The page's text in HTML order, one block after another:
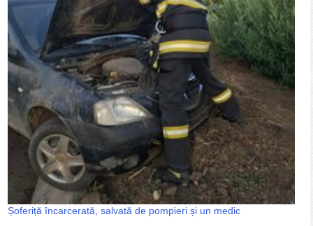
Șoferiță încarcerată, salvată de pompieri și un medic